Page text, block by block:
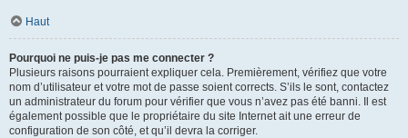
Haut
Pourquoi ne puis-je pas me connecter ?
Plusieurs raisons pourraient expliquer cela. Premièrement, vérifiez que votre
nom d’utilisateur et votre mot de passe soient corrects. S’ils le sont, contactez
un administrateur du forum pour vérifier que vous n’avez pas été banni. Il est
également possible que le propriétaire du site Internet ait une erreur de
configuration de son côté, et qu’il devra la corriger.